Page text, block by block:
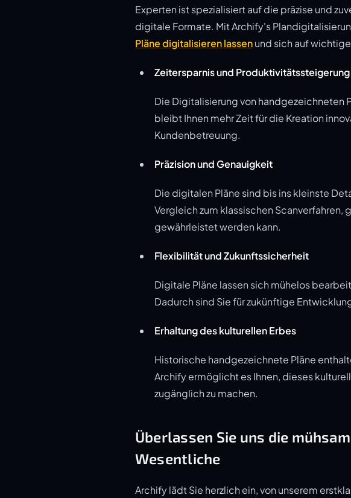
Experten ist spezialisiert auf die präzise und
digitale Formate. Mit Archify's
Pläne digitalisieren lassenund sich auf
Zeitersparnis und Produktivitätssteigerung
Die Digitalisierung von handgezeichneten
bleibt Ihnen mehr Zeit für die Kreation
Kundenbetreuung.
Präzision und Genauigkeit
Die digitalen Pläne sind bis ins kleinste
Vergleich zum klassischen
gewährleistet werden kann.
Flexibilität und Zukunftssicherheit
Digitale Pläne lassen sich mühelos
Dadurch sind Sie für zukünftige
Erhaltung des kulturellen Erbes
Historische handgezeichnete Pläne
Archify ermöglicht es Ihnen, dieses
zugänglich zu machen.
Überlassen Sie uns die
Wesentliche
Archify lädt Sie herzlich ein, von unserem